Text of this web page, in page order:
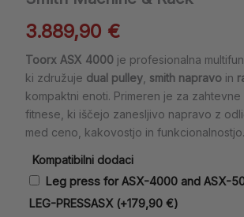
3.889,90 €
Toorx ASX 4000 je profesionalna
ki združuje dual pulley smith napravo in
kompaktni enoti. Primeren je za
fitnese, ki iščejo zanesljivo napravo z
med ceno, kakovostjo in funkcionalnostjo.
Kompatibilni dodaci
Leg press for ASX-4000 and ASX-
LEG-PRESSASX (+179,90 €)